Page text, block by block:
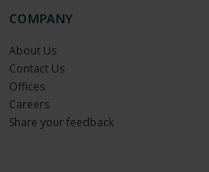
COMPANY
About Us
Contact Us
Offices
Careers
Share your feedback